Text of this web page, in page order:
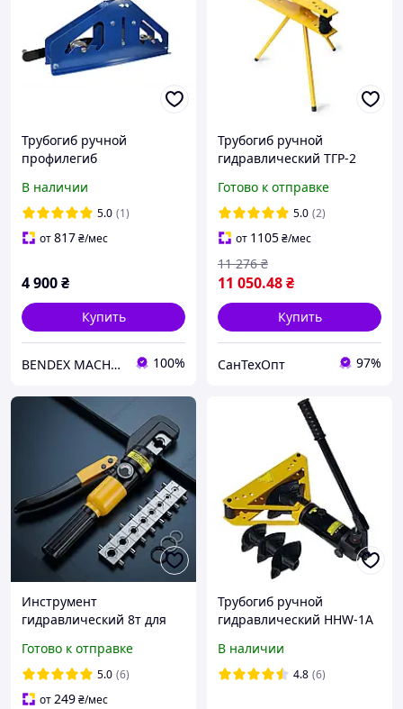
Трубогиб ручной
профилегиб
(закаленный ролик)
В наличии
5.0 (1)
от817₴/мес
4 900₴
Купить
BENDEX MACHINES 100%
Трубогиб ручной
гидравлический ТГР-2
Готово к отправке
5.0 (2)
от 1105₴/мес
11 050.48₴
11 276 ₴
Купить
СанТехОпт 97%
Инструмент
гидравлический 8т для
Пресс кабельный ручной
/ Гидравлические пресс-
клещи
Готово к отправке
5.0 (6)
от249₴/мес
Трубогиб ручной
гидравлический HHW-1А
В наличии
4.8 (6)